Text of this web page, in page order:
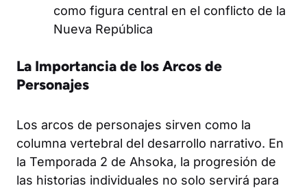
como figura central en el conflicto de la
Nueva República
La Importancia de los Arcos de
Personajes
Los arcos de personajes sirven como la
columna vertebral del desarrollo narrativo. En
la Temporada 2 de Ahsoka, la progresión de
las historias individuales no solo servirá para